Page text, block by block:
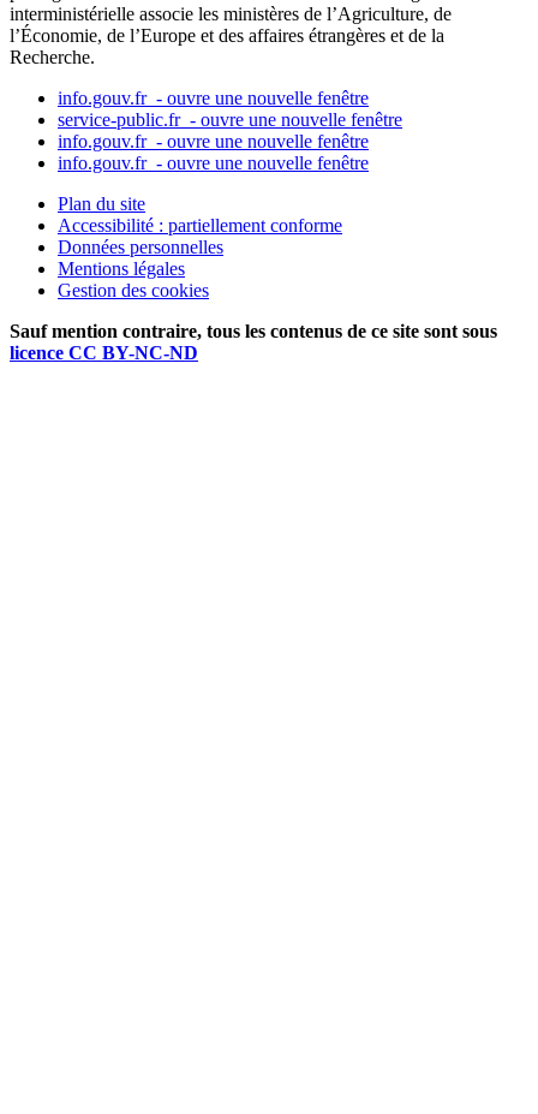
interministérielle associe les ministères de l’Agriculture, de
l’Économie, de l’Europe et des affaires étrangères et de la
Recherche.
info.gouv.fr - ouvre une nouvelle fenêtre
service-public.fr - ouvre une nouvelle fenêtre
info.gouv.fr - ouvre une nouvelle fenêtre
info.gouv.fr - ouvre une nouvelle fenêtre
Plan du site
Accessibilité : partiellement conforme
Données personnelles
Mentions légales
Gestion des cookies
Sauf mention contraire, tous les contenus de ce site sont sous
licence CC BY-NC-ND